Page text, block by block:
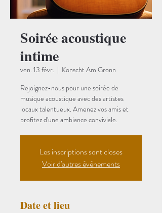
Soirée acoustique
intime
ven. 13 févr.
  |
Konscht Am Gronn
Rejoignez-nous pour une soirée de
musique acoustique avec des artistes
locaux talentueux. Amenez vos amis et
profitez d'une ambiance conviviale.
Les inscriptions sont closes
Voir d'autres événements
Date et lieu